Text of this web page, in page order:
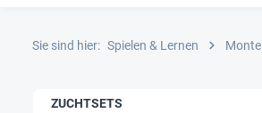
Sie sind hier: Spielen & Lernen
ZUCHTSETS